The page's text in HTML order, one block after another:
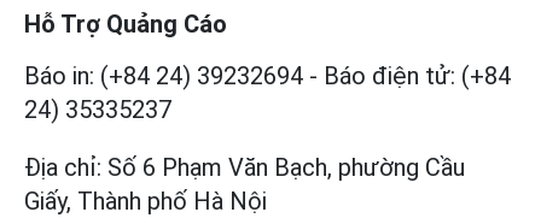
Hỗ Trợ Quảng Cáo
Báo in: (+84 24) 39232694 - Báo điện tử: (+84
24) 35335237
Địa chỉ: Số 6 Phạm Văn Bạch, phường Cầu
Giấy, Thành phố Hà Nội